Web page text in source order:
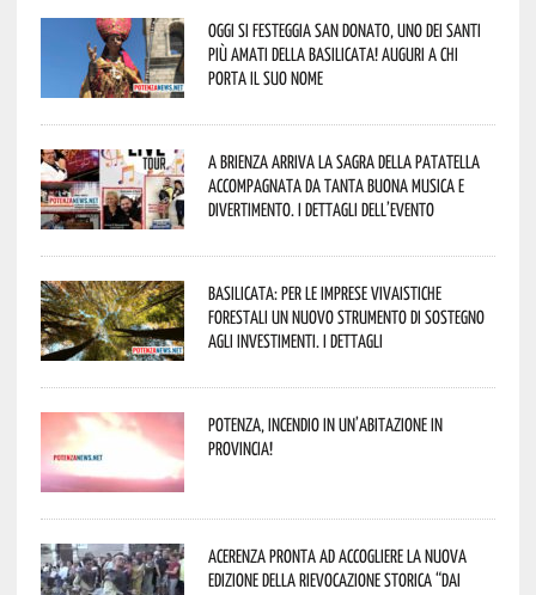
Oggi si festeggia San Donato, uno dei Santi
più amati della Basilicata! Auguri a chi
porta il suo nome
A Brienza arriva la Sagra della Patatella
accompagnata da tanta buona musica e
divertimento. I dettagli dell’evento
Basilicata: per le imprese vivaistiche
forestali un nuovo strumento di sostegno
agli investimenti. I dettagli
Potenza, incendio in un’abitazione in
provincia!
Acerenza pronta ad accogliere la nuova
edizione della rievocazione storica “Dai